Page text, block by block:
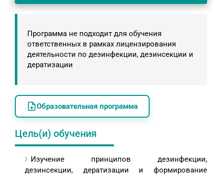
Программа не подходит для обучения
ответственных в рамках лицензирования
деятельности по дезинфекции, дезинсекции и
дератизации
Образовательная программа
Цель(и) обучения
Изучение принципов дезинфекции,
дезинсекции, дератизации и формирование